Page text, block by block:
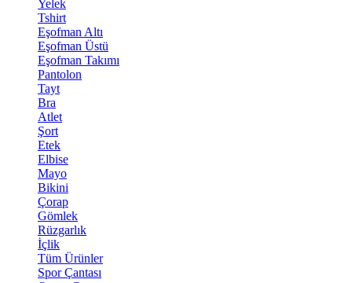
Yelek
Tshirt
Eşofman Altı
Eşofman Üstü
Eşofman Takımı
Pantolon
Tayt
Bra
Atlet
Şort
Etek
Elbise
Mayo
Bikini
Çorap
Gömlek
Rüzgarlık
İçlik
Tüm Ürünler
Spor Çantası